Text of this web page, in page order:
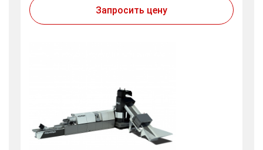
Запросить цену